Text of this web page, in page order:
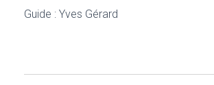
Guide : Yves Gérard